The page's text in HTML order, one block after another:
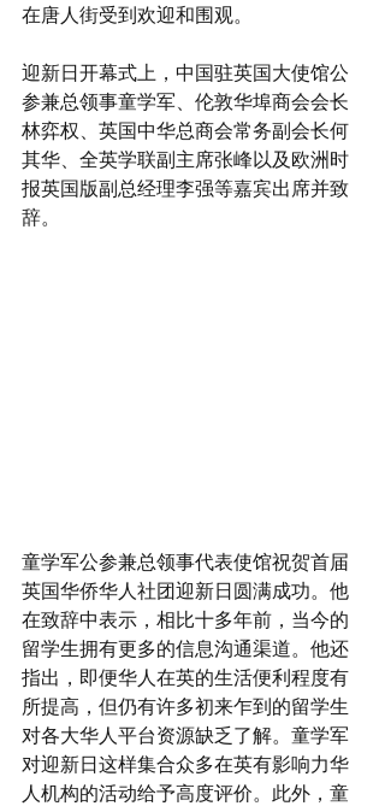
在唐人街受到欢迎和围观。
迎新日开幕式上，中国驻英国大使馆公
参兼总领事童学军、伦敦华埠商会会长
林弈权、英国中华总商会常务副会长何
其华、全英学联副主席张峰以及欧洲时
报英国版副总经理李强等嘉宾出席并致
辞。
童学军公参兼总领事代表使馆祝贺首届
英国华侨华人社团迎新日圆满成功。他
在致辞中表示，相比十多年前，当今的
留学生拥有更多的信息沟通渠道。他还
指出，即便华人在英的生活便利程度有
所提高，但仍有许多初来乍到的留学生
对各大华人平台资源缺乏了解。童学军
对迎新日这样集合众多在英有影响力华
人机构的活动给予高度评价。此外，童